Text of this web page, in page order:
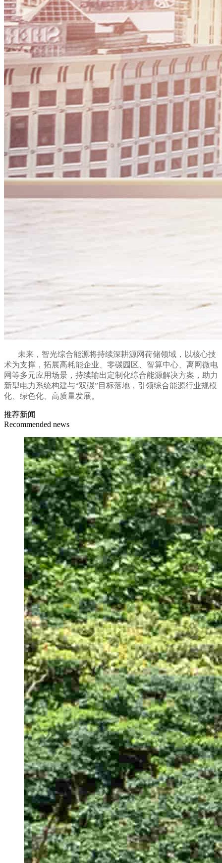
未来，智光综合能源将持续深耕源网荷储领域，以核心技
术为支撑，拓展高耗能企业、零碳园区、智算中心、离网微电
网等多元应用场景，持续输出定制化综合能源解决方案，助力
新型电力系统构建与“双碳”目标落地，引领综合能源行业规模
化、绿色化、高质量发展。
推荐新闻
Recommended news